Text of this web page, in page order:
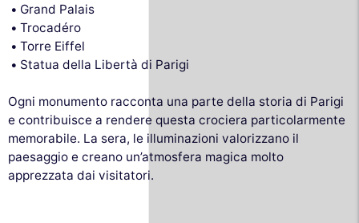
Grand Palais
Trocadéro
Torre Eiffel
Statua della Libertà di Parigi
Ogni monumento racconta una parte della storia di Parigi
e contribuisce a rendere questa crociera particolarmente
memorabile. La sera, le illuminazioni valorizzano il
paesaggio e creano un’atmosfera magica molto
apprezzata dai visitatori.